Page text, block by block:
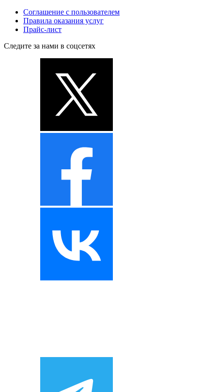
Соглашение с пользователем
Правила оказания услуг
Прайс-лист
Следите за нами в соцсетях